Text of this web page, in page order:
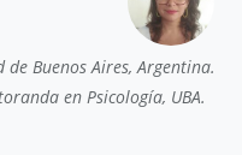
Buenos Aires, Argentina.
en Psicología, UBA.